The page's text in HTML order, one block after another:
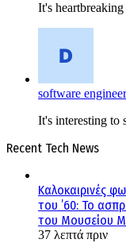
It's heartbreaking
software
It's interesting to
Recent Tech News
Καλοκαιρινές
του ’60: Το
του Μουσείου
37 λεπτά πριν